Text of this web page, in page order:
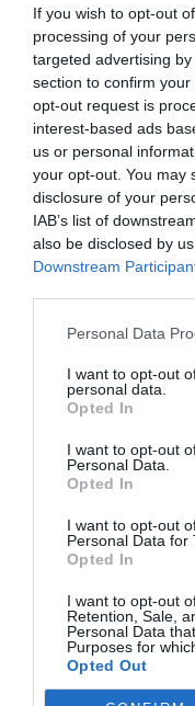
If you wish to opt-out
processing of your
targeted advertising
section to confirm
opt-out request is
interest-based ads
us or personal
your opt-out. You may
disclosure of your
IAB’s list of
also be disclosed by
Downstream
Personal Data
I want to opt-out
personal data.
Opted In
I want to opt-out
Personal Data.
Opted In
I want to opt-out
Personal Data for
Opted In
I want to opt-out
Retention, Sale,
Personal Data
Purposes for
Opted Out